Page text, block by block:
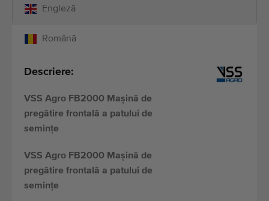
Română
Engleză
Descriere:
VSS Agro FB2000 Mașină de
pregătire frontală a patului de
semințe
VSS Agro FB2000 Mașină de
pregătire frontală a patului de
semințe